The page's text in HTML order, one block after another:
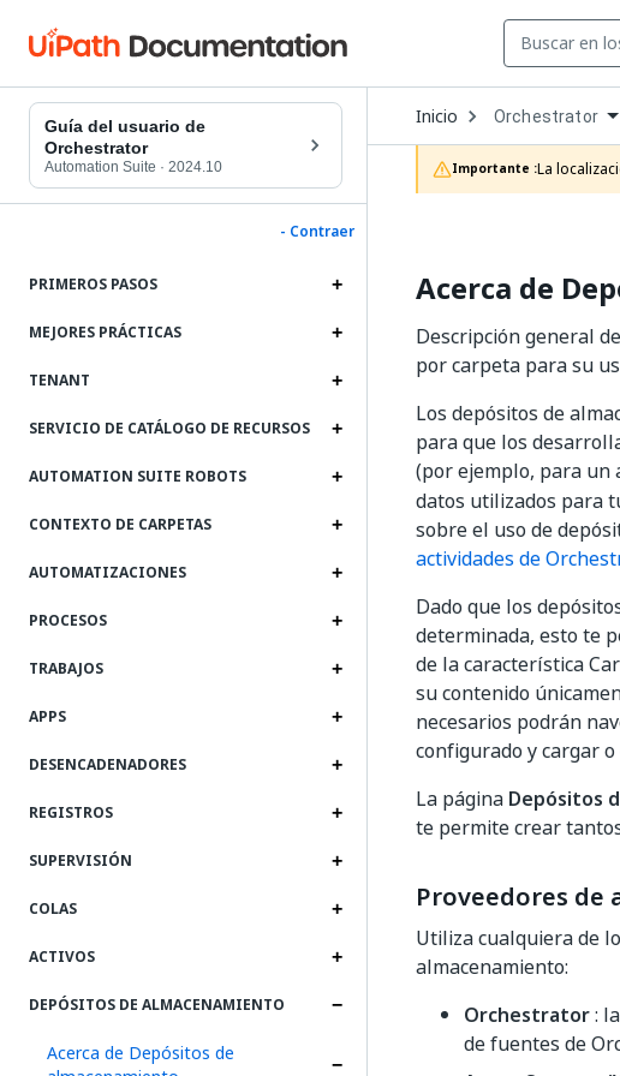
Guía del usuario de
Orchestrator
Automation Suite · 2024.10
- Contraer
PRIMEROS PASOS
MEJORES PRÁCTICAS
TENANT
SERVICIO DE CATÁLOGO DE RECURSOS
AUTOMATION SUITE ROBOTS
CONTEXTO DE CARPETAS
AUTOMATIZACIONES
PROCESOS
TRABAJOS
APPS
DESENCADENADORES
REGISTROS
SUPERVISIÓN
COLAS
ACTIVOS
DEPÓSITOS DE ALMACENAMIENTO
Acerca de Depósitos de
Inicio Open
Dropdown
to
choose
product
Orchestrator
Importante :La
Acerca de
Descripción general
por carpeta para su
Los depósitos de
para que los
(por ejemplo, para un
datos utilizados para
sobre el uso de
actividades de
Dado que los
determinada, esto te
de la característica
su contenido
necesarios podrán
configurado y cargar
La página Depósitos
te permite crear
Proveedores de
Utiliza cualquiera de
almacenamiento:
Orchestrator:
de fuentes de